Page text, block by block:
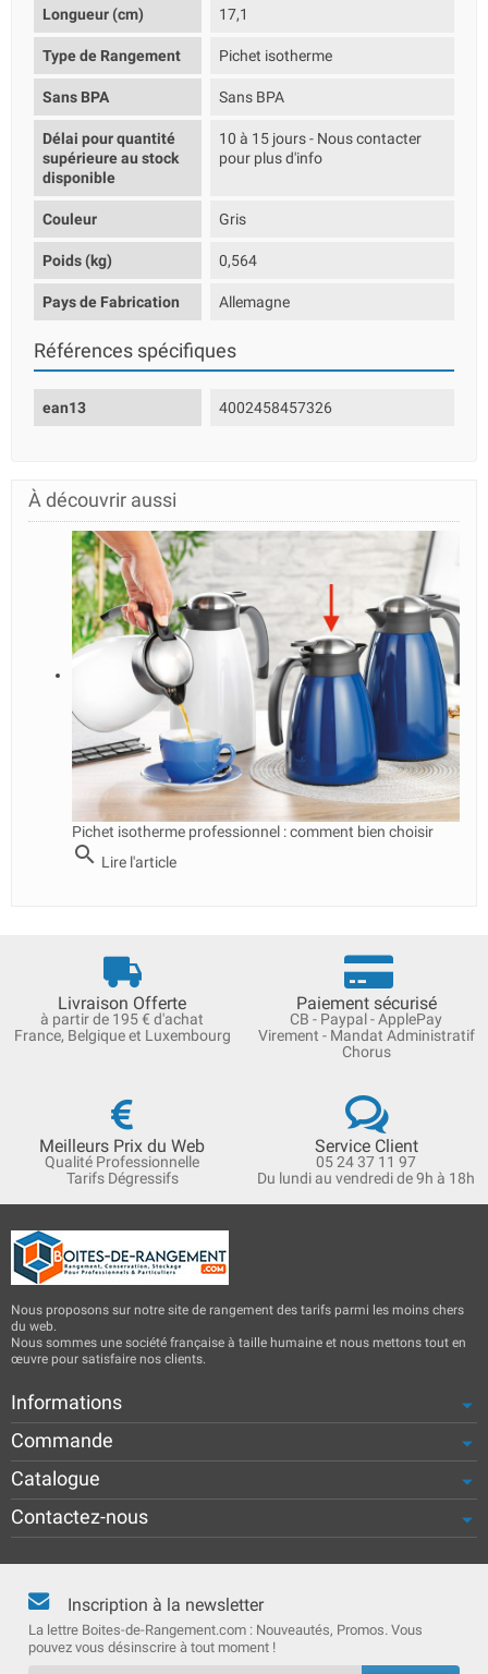
Longueur (cm) 17,1
Type de Rangement Pichet isotherme
Sans BPA Sans BPA
Délai pour quantité
supérieure au stock
disponible
10 à 15 jours - Nous contacter
pour plus d'info
Couleur Gris
Poids (kg) 0,564
Pays de Fabrication Allemagne
Références spécifiques
ean13 4002458457326
À découvrir aussi
Pichet isotherme professionnel : comment bien choisir
search Lire l'article
Livraison Offerte
à partir de 195 € d'achat
France, Belgique et Luxembourg
Paiement sécurisé
CB - Paypal - ApplePay
Virement - Mandat Administratif
Chorus
Meilleurs Prix du Web
Qualité Professionnelle
Tarifs Dégressifs
Service Client
05 24 37 11 97
Du lundi au vendredi de 9h à 18h
Nous proposons sur notre site de rangement des tarifs parmi les moins chers
du web.
Nous sommes une société française à taille humaine et nous mettons tout en
œuvre pour satisfaire nos clients.
Informations
Commande
Catalogue
Contactez-nous
Inscription à la newsletter
La lettre Boites-de-Rangement.com : Nouveautés, Promos. Vous
pouvez vous désinscrire à tout moment !